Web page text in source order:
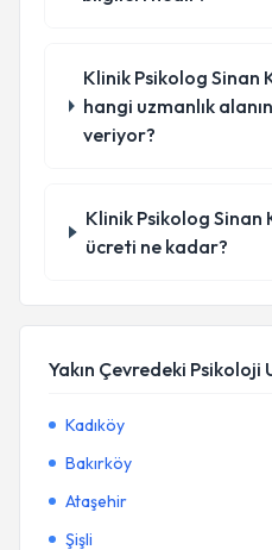
Klinik Psikolog Sinan
hangi uzmanlık
veriyor?
Klinik Psikolog Sinan
ücreti ne kadar?
Yakın Çevredeki Psikoloji
Kadıköy
Bakırköy
Ataşehir
Şişli